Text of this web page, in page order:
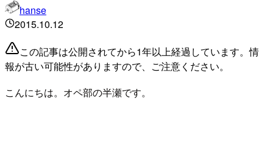
hanse
2015.10.12
この記事は公開されてから1年以上経過しています。情
報が古い可能性がありますので、ご注意ください。
こんにちは。オペ部の半瀬です。